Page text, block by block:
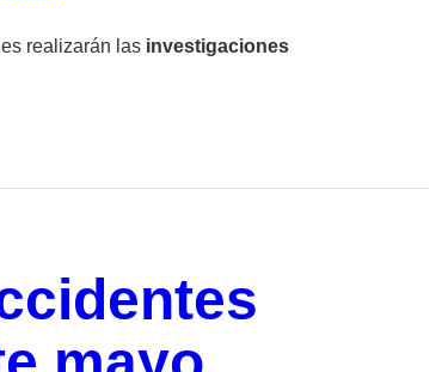
realizarán las investigaciones